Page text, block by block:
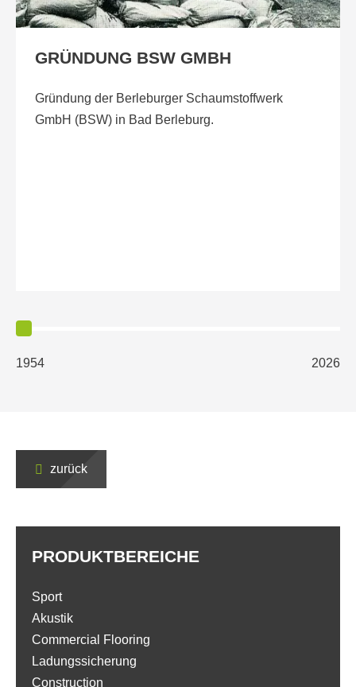
GRÜNDUNG BSW GMBH
Gründung der Berleburger Schaumstoffwerk
GmbH (BSW) in Bad Berleburg.
1954 2026
zurück
PRODUKTBEREICHE
Sport
Akustik
Commercial Flooring
Ladungssicherung
Construction